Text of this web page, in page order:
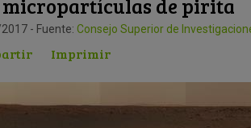
de pirita
- Fuente: Consejo Superior de
Imprimir